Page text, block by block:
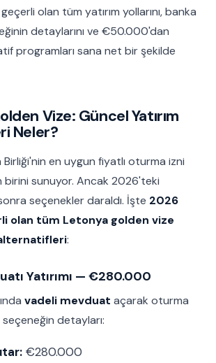
olan tüm yatırım yollarını, banka
detaylarını ve €50.000'dan
programları sana net bir şekilde
Vize: Güncel Yatırım
Neler?
en uygun fiyatlı oturma izni
birini sunuyor. Ancak 2026'teki
seçenekler daraldı. İşte 2026
olan tüm Letonya golden vize
:
Yatırımı — €280.000
vadeli mevduat açarak oturma
detayları:
€280.000